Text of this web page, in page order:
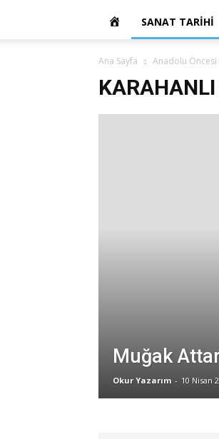
OKUR
YAZARIM
SANAT TARIHI
Ana Sayfa Anadolu Öncesi
Muğak
Okur Yazarım - 10 Nisan